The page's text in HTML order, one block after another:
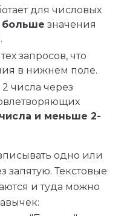
для числовых
больше значения
запросов, что
в нижнем поле.
числа через
и меньше 2-
одно или
запятую. Текстовые
и туда можно